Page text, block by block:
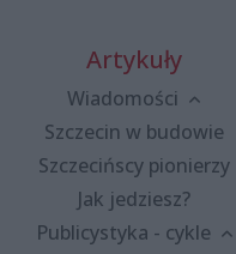
Artykuły
Wiadomości
Szczecin w budowie
Szczecińscy pionierzy
Jak jedziesz?
Publicystyka - cykle